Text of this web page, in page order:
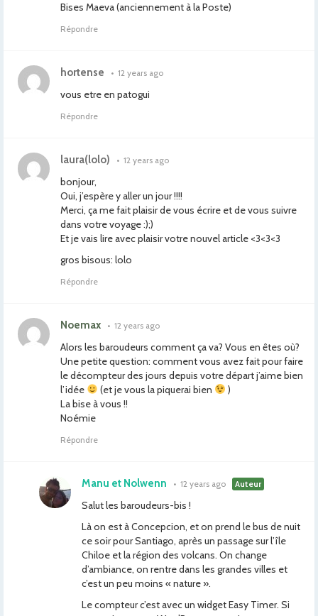
Bises Maeva (anciennement à la Poste)
Répondre
hortense • 12 years ago
vous etre en patogui
Répondre
laura(lolo) • 12 years ago
bonjour,
Oui, j’espère y aller un jour !!!!
Merci, ça me fait plaisir de vous écrire et de vous suivre
dans votre voyage :);)
Et je vais lire avec plaisir votre nouvel article <3<3<3
gros bisous: lolo
Répondre
Noemax • 12 years ago
Alors les baroudeurs comment ça va? Vous en êtes où?
Une petite question: comment vous avez fait pour faire
le décompteur des jours depuis votre départ j’aime bien
l’idée
(et je vous la piquerai bien
)
La bise à vous !!
Noémie
Répondre
Manu et Nolwenn • 12 years ago Auteur
Salut les baroudeurs-bis !
Là on est à Concepcion, et on prend le bus de nuit
ce soir pour Santiago, après un passage sur l’île
Chiloe et la région des volcans. On change
d’ambiance, on rentre dans les grandes villes et
c’est un peu moins « nature ».
Le compteur c’est avec un widget Easy Timer. Si